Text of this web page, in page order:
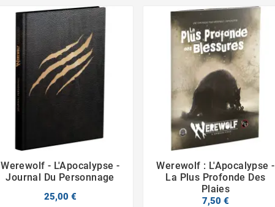
 
Werewolf - L'Apocalypse -
Journal Du Personnage
25,00 €
 
Werewolf : L'Apocalypse -
La Plus Profonde Des
Plaies
7,50 €